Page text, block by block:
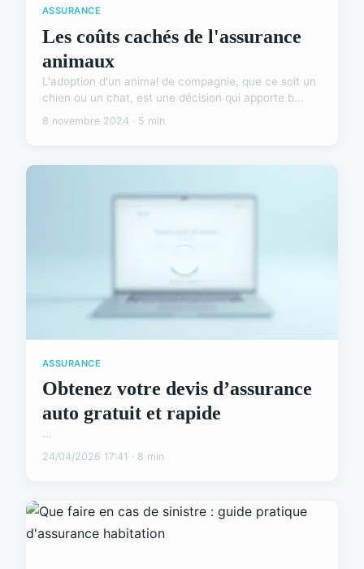
ASSURANCE
Les coûts cachés de l'assurance
animaux
L'adoption d'un animal de compagnie, que ce soit un
chien ou un chat, est une décision qui apporte b...
8 novembre 2024 · 5 min
ASSURANCE
Obtenez votre devis d’assurance
auto gratuit et rapide
...
24/04/2026 17:41 · 8 min